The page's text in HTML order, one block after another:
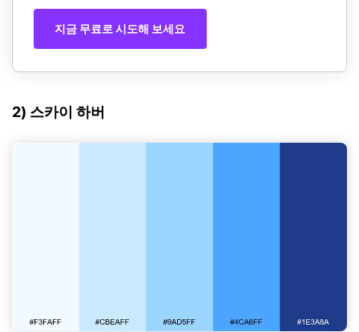
지금 무료로 시도해 보세요
2) 스카이 하버